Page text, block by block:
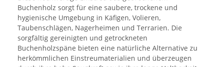
Buchenholz sorgt für eine saubere, trockene und
hygienische Umgebung in Käfigen, Volieren,
Taubenschlägen, Nagerheimen und Terrarien. Die
sorgfältig gereinigten und getrockneten
Buchenholzspäne bieten eine natürliche Alternative zu
herkömmlichen Einstreumaterialien und überzeugen